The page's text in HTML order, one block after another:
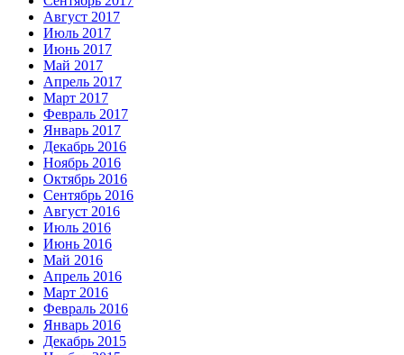
Август 2017
Июль 2017
Июнь 2017
Май 2017
Апрель 2017
Март 2017
Февраль 2017
Январь 2017
Декабрь 2016
Ноябрь 2016
Октябрь 2016
Сентябрь 2016
Август 2016
Июль 2016
Июнь 2016
Май 2016
Апрель 2016
Март 2016
Февраль 2016
Январь 2016
Декабрь 2015